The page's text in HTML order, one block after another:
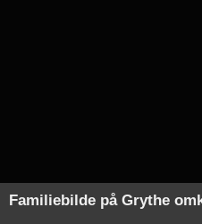
Familiebilde på Grythe